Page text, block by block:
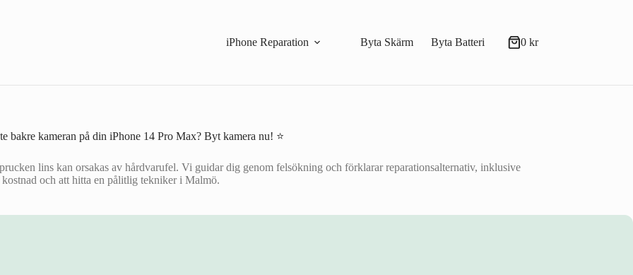
iPhone Reparation
Byta Skärm Byta Batteri Varukorg
0 kr
bakre kameran på din iPhone 14 Pro Max? Byt kamera nu! ⭐
lins kan orsakas av hårdvarufel. Vi guidar dig genom felsökning och förklarar reparationsalternativ, inklusive
kostnad och att hitta en pålitlig tekniker i Malmö.